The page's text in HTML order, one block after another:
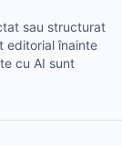
sau structurat
editorial înainte
cu AI sunt